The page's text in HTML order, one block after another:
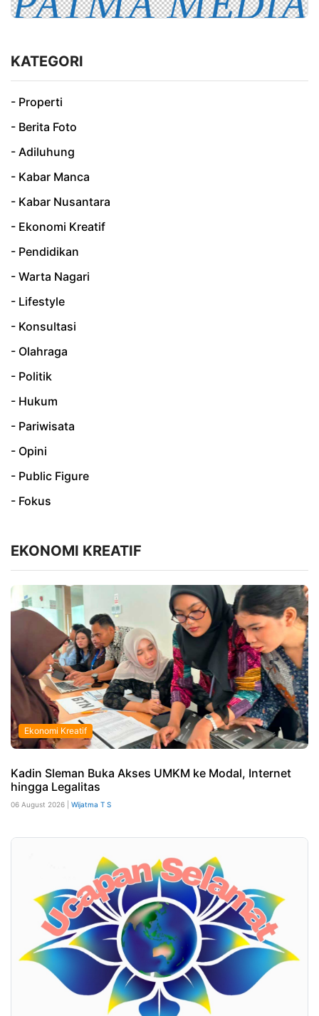
KATEGORI
- Properti
- Berita Foto
- Adiluhung
- Kabar Manca
- Kabar Nusantara
- Ekonomi Kreatif
- Pendidikan
- Warta Nagari
- Lifestyle
- Konsultasi
- Olahraga
- Politik
- Hukum
- Pariwisata
- Opini
- Public Figure
- Fokus
EKONOMI KREATIF
Ekonomi Kreatif
Kadin Sleman Buka Akses UMKM ke Modal, Internet
hingga Legalitas
06 August 2026 | Wijatma T S